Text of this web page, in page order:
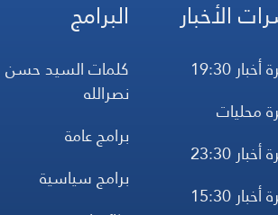
الأخبار
19:30
محليات
23:30
15:30
البرامج
كلمات السيد حسن
نصرالله
برامج عامة
برامج سياسية